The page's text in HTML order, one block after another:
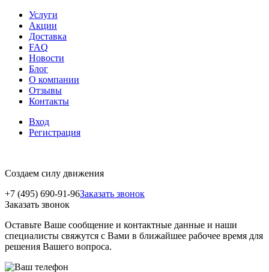
Услуги
Акции
Доставка
FAQ
Новости
Блог
О компании
Отзывы
Контакты
Вход
Регистрация
Создаем силу движения
+7 (495) 690-91-96Заказать звонок
Заказать звонок
Оставьте Ваше сообщение и контактные данные и наши
специалисты свяжутся с Вами в ближайшее рабочее время для
решения Вашего вопроса.